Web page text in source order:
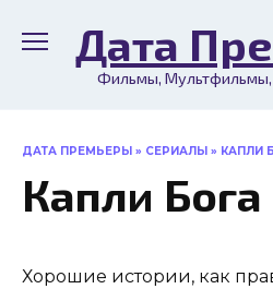
содержаниюДата
Фильмы, Мультфильмы,
ДАТА ПРЕМЬЕРЫ » СЕРИАЛЫ » КАПЛИ
Капли Бога
Хорошие истории, как